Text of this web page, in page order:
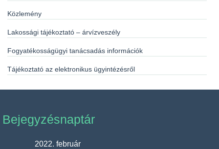
Közlemény
Lakossági tájékoztató – árvízveszély
Fogyatékosságügyi tanácsadás információk
Tájékoztató az elektronikus ügyintézésről
Bejegyzésnaptár
2022. február